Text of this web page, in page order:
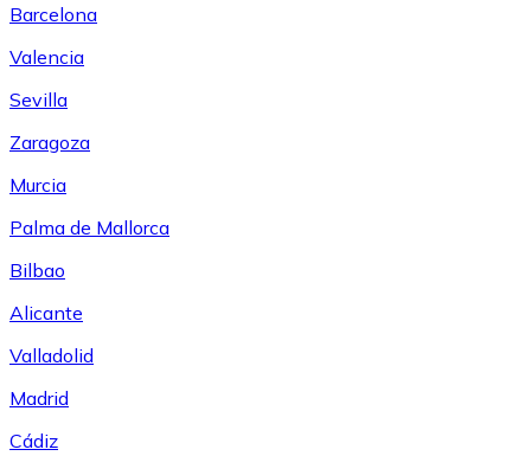
Barcelona
Valencia
Sevilla
Zaragoza
Murcia
Palma de Mallorca
Bilbao
Alicante
Valladolid
Madrid
Cádiz